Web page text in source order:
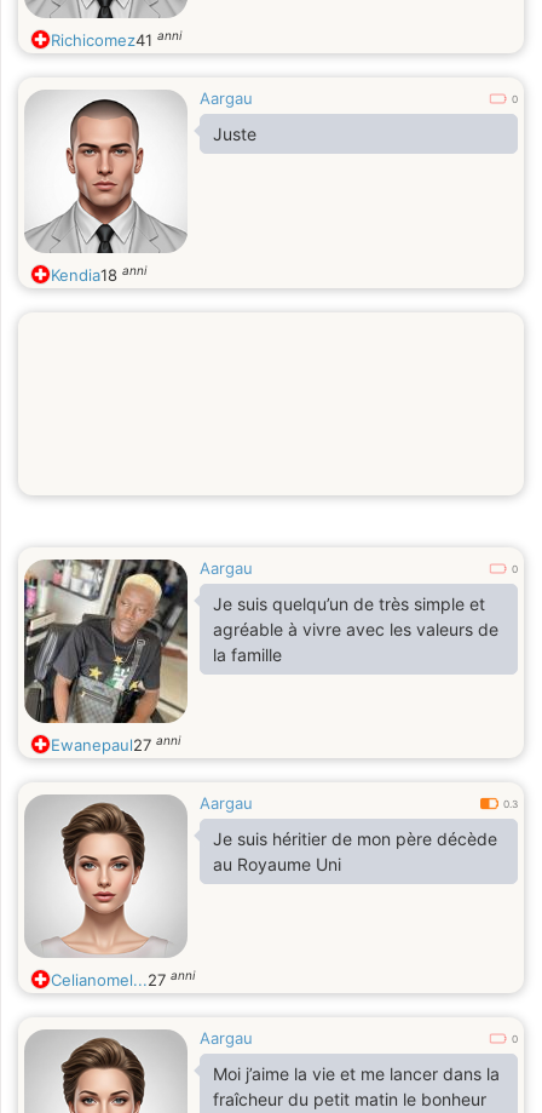
Richicomez41 anni
Aargau 0
Juste
Kendia18 anni
Aargau 0
Je suis quelqu’un de très simple et
agréable à vivre avec les valeurs de
la famille
Ewanepaul27 anni
Aargau 0.3
Je suis héritier de mon père décède
au Royaume Uni
Celianomel...27 anni
Aargau 0
Moi j’aime la vie et me lancer dans la
fraîcheur du petit matin le bonheur